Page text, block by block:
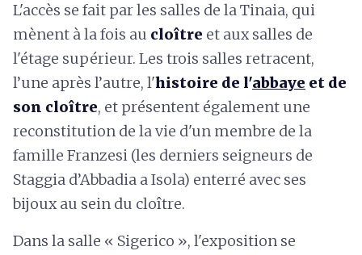
L'accès se fait par les salles de la Tinaia, qui
mènent à la fois au cloître et aux salles de
l'étage supérieur. Les trois salles retracent,
l’une après l’autre, l'histoire de l'abbaye et de
son cloître, et présentent également une
reconstitution de la vie d'un membre de la
famille Franzesi (les derniers seigneurs de
Staggia d’Abbadia a Isola) enterré avec ses
bijoux au sein du cloître.
Dans la salle « Sigerico », l'exposition se